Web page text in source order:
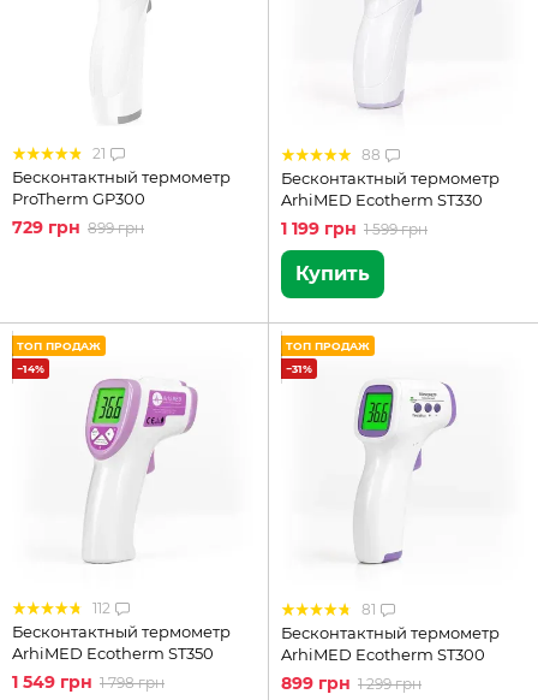
21
Бесконтактный термометр
ProTherm GP300
729 грн 899 грн
88
Бесконтактный термометр
ArhiMED Ecotherm ST330
1 199 грн 1 599 грн
Купить
ТОП ПРОДАЖ
−14%
112
Бесконтактный термометр
ArhiMED Ecotherm ST350
1 549 грн 1 798 грн
ТОП ПРОДАЖ
−31%
81
Бесконтактный термометр
ArhiMED Ecotherm ST300
899 грн 1 299 грн